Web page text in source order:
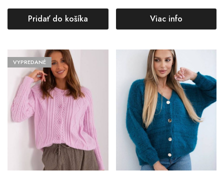
Pridať do košíka Viac info
VYPREDANÉ